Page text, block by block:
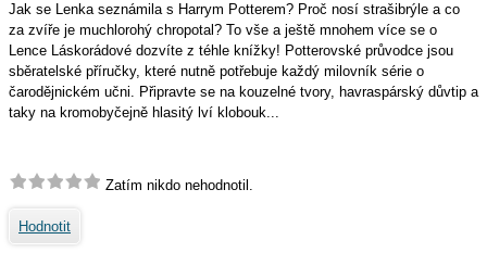
Jak se Lenka seznámila s Harrym Potterem? Proč nosí strašibrýle a co
za zvíře je muchlorohý chropotal? To vše a ještě mnohem více se o
Lence Láskorádové dozvíte z téhle knížky! Potterovské průvodce jsou
sběratelské příručky, které nutně potřebuje každý milovník série o
čarodějnickém učni. Připravte se na kouzelné tvory, havraspárský důvtip a
taky na kromobyčejně hlasitý lví klobouk...
Zatím nikdo nehodnotil.
Hodnotit